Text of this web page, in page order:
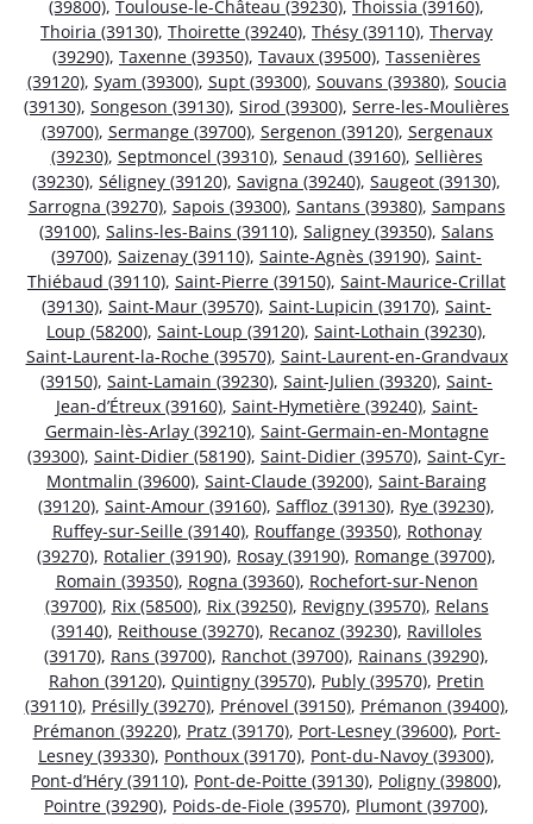
(39800), Toulouse-le-Château (39230), Thoissia (39160),
Thoiria (39130), Thoirette (39240), Thésy (39110), Thervay
(39290), Taxenne (39350), Tavaux (39500), Tassenières
(39120), Syam (39300), Supt (39300), Souvans (39380), Soucia
(39130), Songeson (39130), Sirod (39300), Serre-les-Moulières
(39700), Sermange (39700), Sergenon (39120), Sergenaux
(39230), Septmoncel (39310), Senaud (39160), Sellières
(39230), Séligney (39120), Savigna (39240), Saugeot (39130),
Sarrogna (39270), Sapois (39300), Santans (39380), Sampans
(39100), Salins-les-Bains (39110), Saligney (39350), Salans
(39700), Saizenay (39110), Sainte-Agnès (39190), Saint-
Thiébaud (39110), Saint-Pierre (39150), Saint-Maurice-Crillat
(39130), Saint-Maur (39570), Saint-Lupicin (39170), Saint-
Loup (58200), Saint-Loup (39120), Saint-Lothain (39230),
Saint-Laurent-la-Roche (39570), Saint-Laurent-en-Grandvaux
(39150), Saint-Lamain (39230), Saint-Julien (39320), Saint-
Jean-d’Étreux (39160), Saint-Hymetière (39240), Saint-
Germain-lès-Arlay (39210), Saint-Germain-en-Montagne
(39300), Saint-Didier (58190), Saint-Didier (39570), Saint-Cyr-
Montmalin (39600), Saint-Claude (39200), Saint-Baraing
(39120), Saint-Amour (39160), Saffloz (39130), Rye (39230),
Ruffey-sur-Seille (39140), Rouffange (39350), Rothonay
(39270), Rotalier (39190), Rosay (39190), Romange (39700),
Romain (39350), Rogna (39360), Rochefort-sur-Nenon
(39700), Rix (58500), Rix (39250), Revigny (39570), Relans
(39140), Reithouse (39270), Recanoz (39230), Ravilloles
(39170), Rans (39700), Ranchot (39700), Rainans (39290),
Rahon (39120), Quintigny (39570), Publy (39570), Pretin
(39110), Présilly (39270), Prénovel (39150), Prémanon (39400),
Prémanon (39220), Pratz (39170), Port-Lesney (39600), Port-
Lesney (39330), Ponthoux (39170), Pont-du-Navoy (39300),
Pont-d’Héry (39110), Pont-de-Poitte (39130), Poligny (39800),
Pointre (39290), Poids-de-Fiole (39570), Plumont (39700),